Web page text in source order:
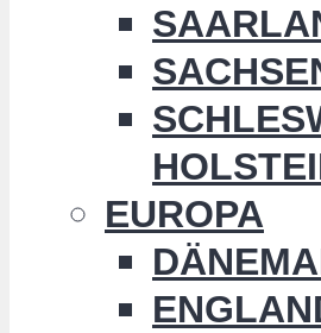
EUROPA